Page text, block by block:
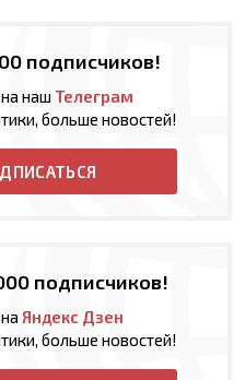
подписчиков!
наш Телеграм
больше новостей!
подписчиков!
Яндекс Дзен
больше новостей!